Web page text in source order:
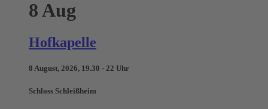
8Aug
Hofkapelle
8 August, 2026, 19.30 - 22 Uhr
Schloss Schleißheim